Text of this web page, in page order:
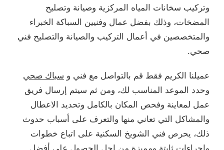
وتركيب سخانات المياه المركزية وصيانة وتصليح
المضخات، وذلك بفضل عمال وفنيين السباكة الخبراء
والمتخصصين في أعمال التركيب والصيانة والتصليح فني
صحي.
عميلنا الكريم فقط قم بالتواصل مع فني و سباك صحي
وحدد الموعد المناسب لك، ومن ثم سيتم إرسال فريق
عمل لمعاينة وفحص المكان بالكامل وتحديد الاعطال
والمشاكل التي تعاني منها والتعرف على أسباب حدوث
ذلك، يحرص فني الشويخ السكنية على اتباع خطوات